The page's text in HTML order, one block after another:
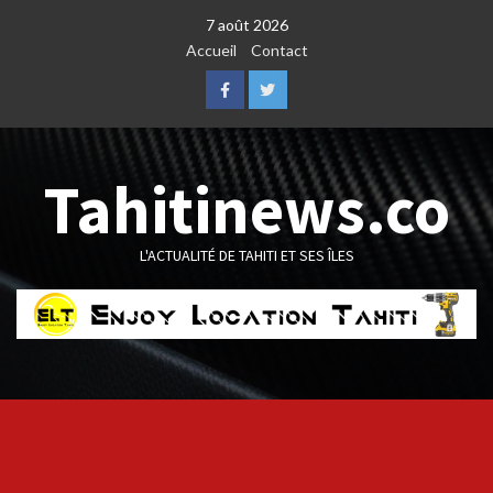
7 août 2026
Accueil
Contact
FacebookTwitter
Tahitinews.co
L'ACTUALITÉ DE TAHITI ET SES ÎLES